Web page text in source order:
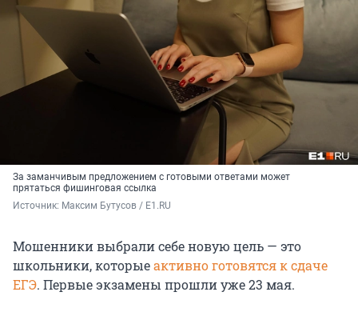
За заманчивым предложением с готовыми ответами может
прятаться фишинговая ссылка
Источник: Максим Бутусов / E1.RU
Мошенники выбрали себе новую цель — это
школьники, которыеактивно готовятся к сдаче
ЕГЭ. Первые экзамены прошли уже 23 мая.